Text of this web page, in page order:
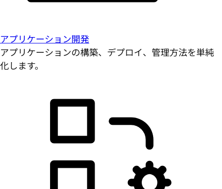
アプリケーション開発
アプリケーションの構築、デプロイ、管理方法を単純
化します。